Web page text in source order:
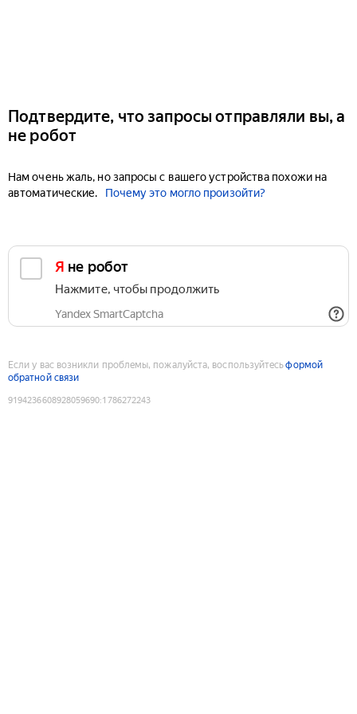
Подтвердите, что запросы отправляли вы, а
не робот
Нам очень жаль, но запросы с вашего устройства похожи на
автоматические.
Почему это могло произойти?
Я не робот
Нажмите, чтобы продолжить
Yandex SmartCaptcha
Если у вас возникли проблемы, пожалуйста, воспользуйтесьформой
обратной связи
9194236608928059690:1786272243